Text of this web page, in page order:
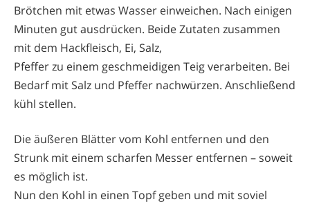
Brötchen mit etwas Wasser einweichen. Nach einigen
Minuten gut ausdrücken. Beide Zutaten zusammen
mit dem Hackfleisch, Ei, Salz,
Pfeffer zu einem geschmeidigen Teig verarbeiten. Bei
Bedarf mit Salz und Pfeffer nachwürzen. Anschließend
kühl stellen.
Die äußeren Blätter vom Kohl entfernen und den
Strunk mit einem scharfen Messer entfernen – soweit
es möglich ist.
Nun den Kohl in einen Topf geben und mit soviel